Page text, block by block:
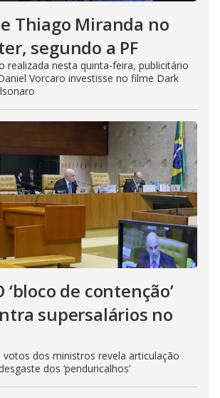
Thiago Miranda no
segundo a PF
realizada nesta quinta-feira, publicitário
Vorcaro investisse no filme Dark
‘bloco de contenção’
supersalários no
votos dos ministros revela articulação
dos ‘penduricalhos’